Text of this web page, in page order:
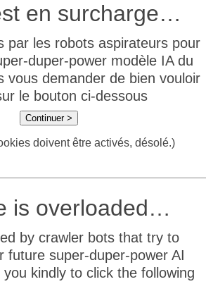
en surcharge…
par les robots aspirateurs pour
duper-power modèle IA du
vous demander de bien vouloir
le bouton ci-dessous
Continuer >
doivent être activés, désolé.)
is overloaded…
by crawler bots that try to
future super-duper-power AI
kindly to click the following